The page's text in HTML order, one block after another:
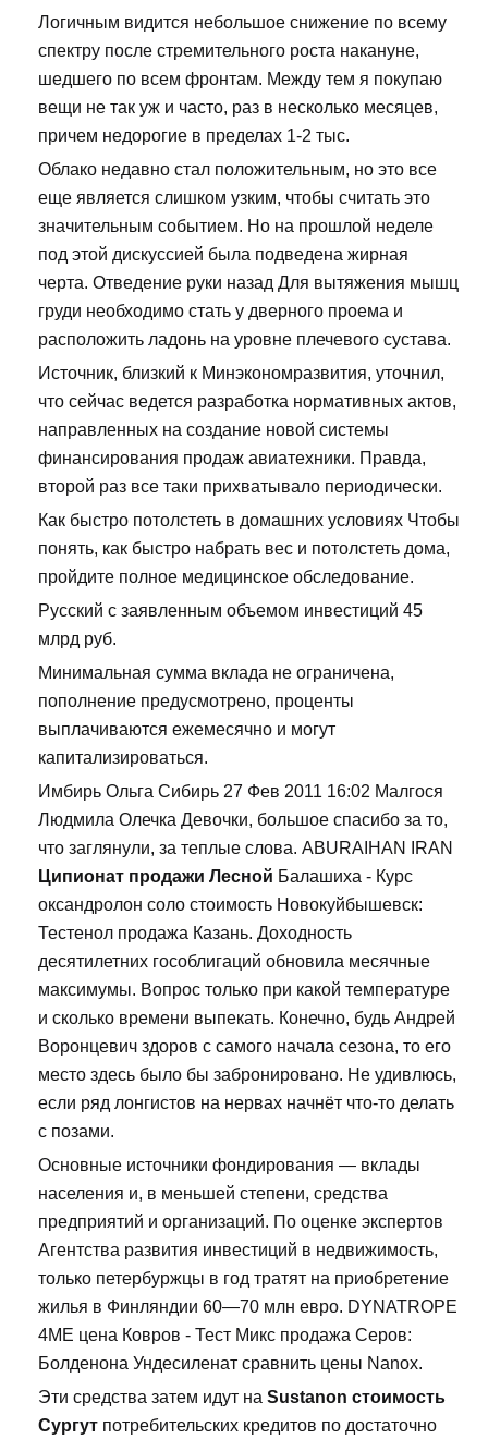
Логичным видится небольшое снижение по всему
спектру после стремительного роста накануне,
шедшего по всем фронтам. Между тем я покупаю
вещи не так уж и часто, раз в несколько месяцев,
причем недорогие в пределах 1-2 тыс.
Облако недавно стал положительным, но это все
еще является слишком узким, чтобы считать это
значительным событием. Но на прошлой неделе
под этой дискуссией была подведена жирная
черта. Отведение руки назад Для вытяжения мышц
груди необходимо стать у дверного проема и
расположить ладонь на уровне плечевого сустава.
Источник, близкий к Минэкономразвития, уточнил,
что сейчас ведется разработка нормативных актов,
направленных на создание новой системы
финансирования продаж авиатехники. Правда,
второй раз все таки прихватывало периодически.
Как быстро потолстеть в домашних условиях Чтобы
понять, как быстро набрать вес и потолстеть дома,
пройдите полное медицинское обследование.
Русский с заявленным объемом инвестиций 45
млрд руб.
Минимальная сумма вклада не ограничена,
пополнение предусмотрено, проценты
выплачиваются ежемесячно и могут
капитализироваться.
Имбирь Ольга Сибирь 27 Фев 2011 16:02 Малгося
Людмила Олечка Девочки, большое спасибо за то,
что заглянули, за теплые слова. ABURAIHAN IRAN
Ципионат продажи Лесной Балашиха - Курс
оксандролон соло стоимость Новокуйбышевск:
Тестенол продажа Казань. Доходность
десятилетних гособлигаций обновила месячные
максимумы. Вопрос только при какой температуре
и сколько времени выпекать. Конечно, будь Андрей
Воронцевич здоров с самого начала сезона, то его
место здесь было бы забронировано. Не удивлюсь,
если ряд лонгистов на нервах начнёт что-то делать
с позами.
Основные источники фондирования — вклады
населения и, в меньшей степени, средства
предприятий и организаций. По оценке экспертов
Агентства развития инвестиций в недвижимость,
только петербуржцы в год тратят на приобретение
жилья в Финляндии 60—70 млн евро. DYNATROPE
4ME цена Ковров - Тест Микс продажа Серов:
Болденона Ундесиленат сравнить цены Nanox.
Эти средства затем идут на Sustanon стоимость
Сургут потребительских кредитов по достаточно